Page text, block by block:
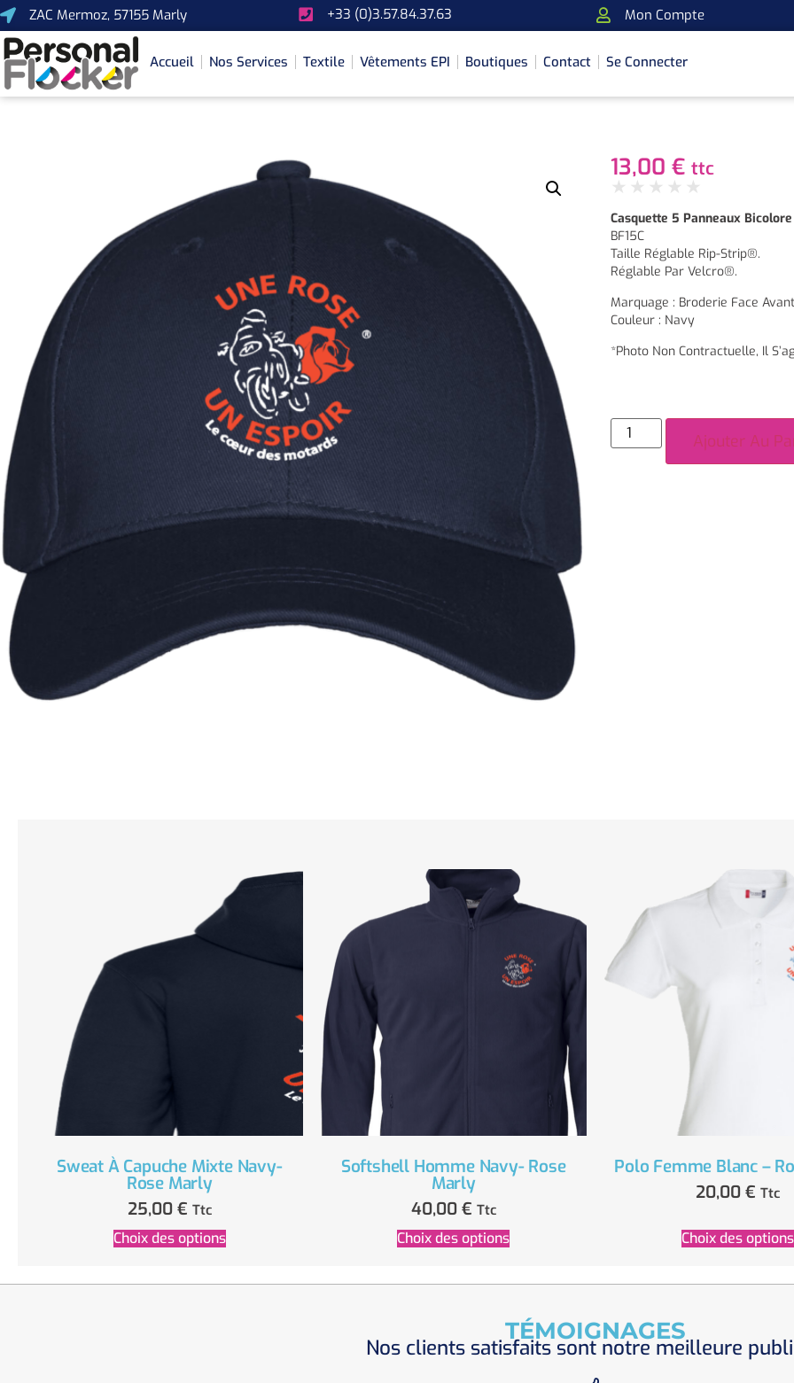
ZAC Mermoz, 57155 Marly +33 (0)3.57.84.37.63 Mon Compte
Accueil Nos Services Textile Vêtements EPI Boutiques Contact Se Connecter
13,00 € ttc
★ ★ ★ ★ ★
Casquette 5 Panneaux Bicolore
BF15C
Taille Réglable Rip-Strip®.
Réglable Par Velcro®.
Marquage : Broderie Face Avant
Couleur : Navy
*Photo Non Contractuelle, Il
Ajouter Au
Sweat À Capuche Mixte Navy-
Rose Marly
25,00 € Ttc
Choix des options
Softshell Homme Navy- Rose
Marly
40,00 € Ttc
Choix des options
Polo Femme Blanc –
20,00 € Ttc
Choix des options
TÉMOIGNAGES
Nos clients satisfaits sont notre meilleure